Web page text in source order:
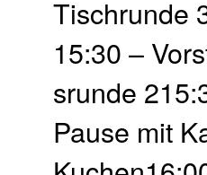
Tisch­runde
15:30 –
srunde
Pause mit